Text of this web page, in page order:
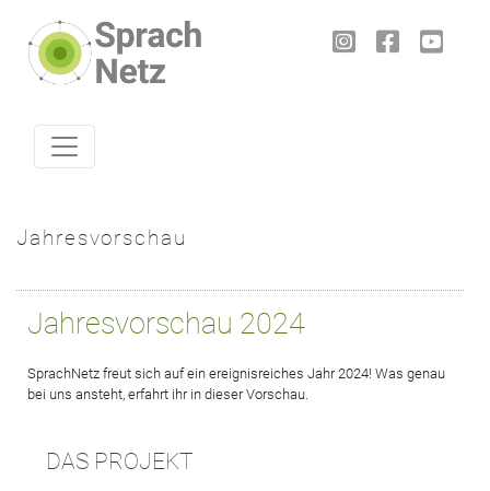
Jahresvorschau
Jahresvorschau 2024
SprachNetz freut sich auf ein ereignisreiches Jahr 2024! Was genau
bei uns ansteht, erfahrt ihr in dieser Vorschau.
DAS PROJEKT